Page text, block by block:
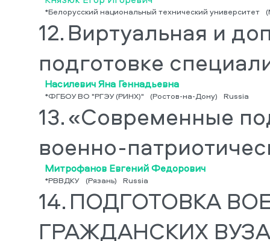
*Белорусский национальный технический университет
12. Виртуальная и
подготовке
Насилевич Яна Геннадьевна
*ФГБОУ ВО "РГЭУ (РИНХ)" (Ростов-на-Дону) Russia
13.«Современные
военно-
Митрофанов Евгений Федорович
*РВВДКУ (Рязань) Russia
14. ПОДГОТОВКА
ГРАЖДАНСКИХ